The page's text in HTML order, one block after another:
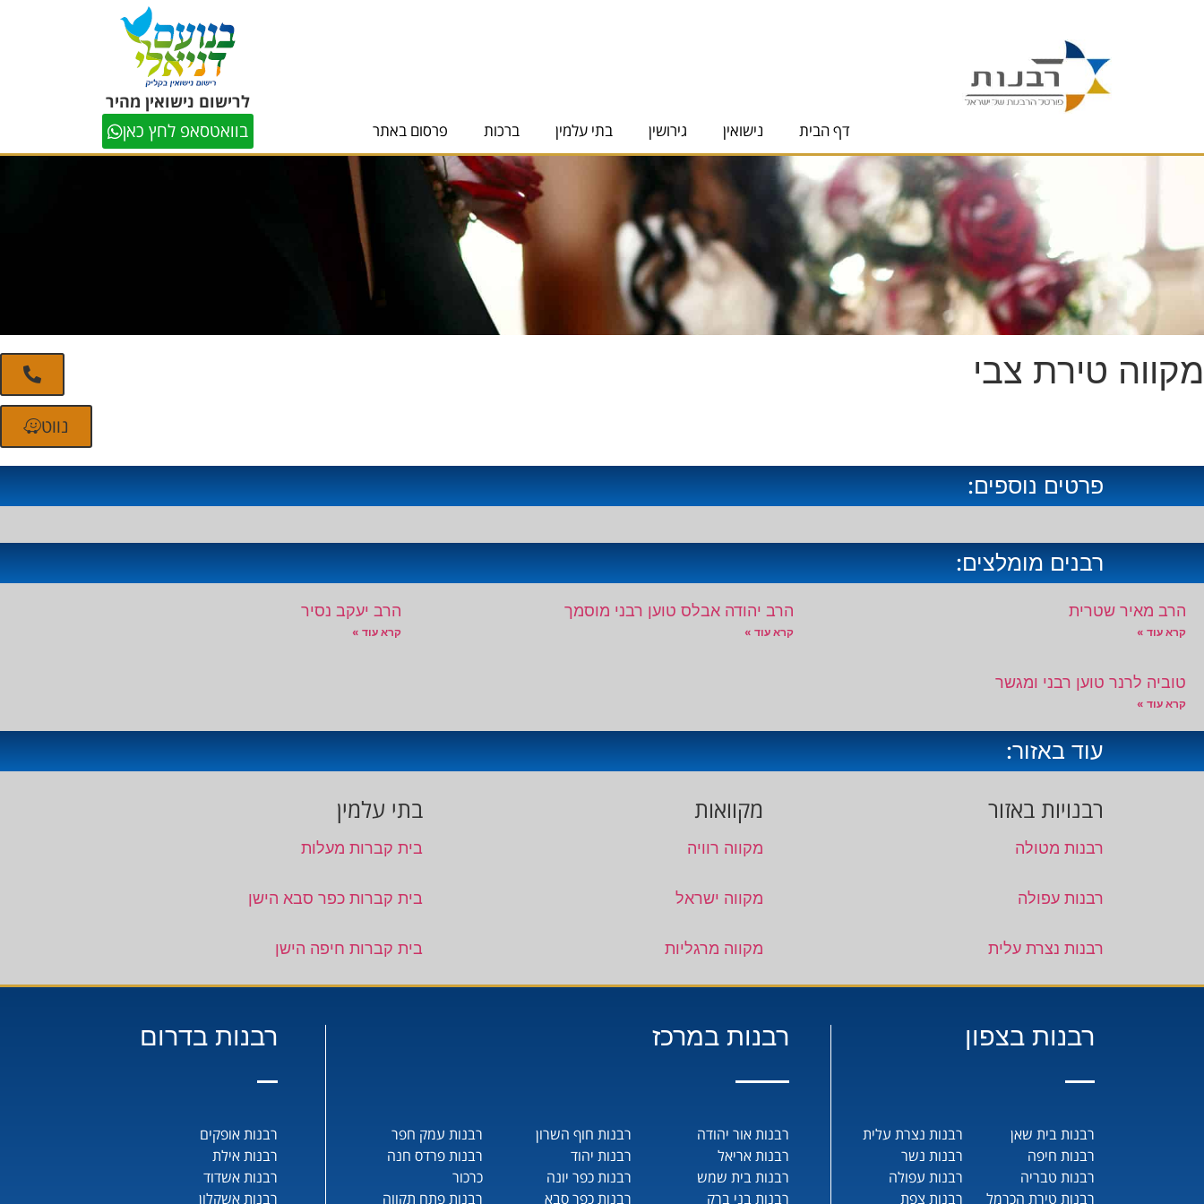
דף הבית נישואין גירושין בתי עלמין ברכות פרסום באתר
לרישום נישואין מהיר
בוואטסאפ לחץ כאן
מקווה טירת צבי
נווט
פרטים נוספים:
רבנים מומלצים:
הרב מאיר שטרית
קרא עוד »
הרב יהודה אבלס טוען רבני מוסמך
קרא עוד »
הרב יעקב נסיר
קרא עוד »
טוביה לרנר טוען רבני ומגשר
קרא עוד »
עוד באזור:
רבנויות באזור
רבנות מטולה
רבנות עפולה
רבנות נצרת עלית
מקוואות
מקווה רוויה
מקווה ישראל
מקווה מרגליות
בתי עלמין
בית קברות מעלות
בית קברות כפר סבא הישן
בית קברות חיפה הישן
רבנות בצפון
רבנות בית שאן
רבנות חיפה
רבנות טבריה
רבנות טירת הכרמל
רבנות נצרת עלית
רבנות נשר
רבנות עפולה
רבנות צפת
רבנות במרכז
רבנות אור יהודה
רבנות אריאל
רבנות בית שמש
רבנות בני ברק
רבנות חוף השרון
רבנות יהוד
רבנות כפר יונה
רבנות כפר סבא
רבנות עמק חפר
רבנות פרדס חנה
כרכור
רבנות פתח תקווה
רבנות בדרום
רבנות אופקים
רבנות אילת
רבנות אשדוד
רבנות אשקלון